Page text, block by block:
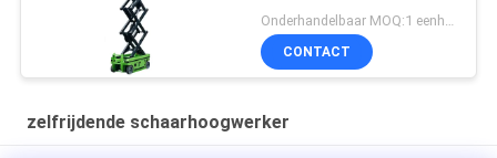
CONTACT
zelfrijdende schaarhoogwerker